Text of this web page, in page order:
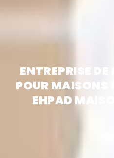
ENTREPRISE DE
POUR MAISONS
EHPAD